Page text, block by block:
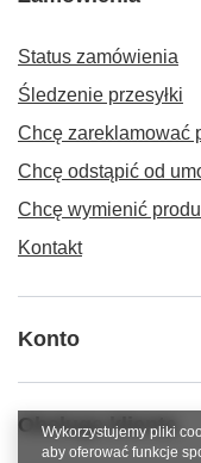
Status zamówienia
Śledzenie przesyłki
Chcę zareklamować
Chcę odstąpić od
Chcę wymienić
Kontakt
Konto
Obsługa klienta
Wykorzystujemy pliki
aby oferować funkcje